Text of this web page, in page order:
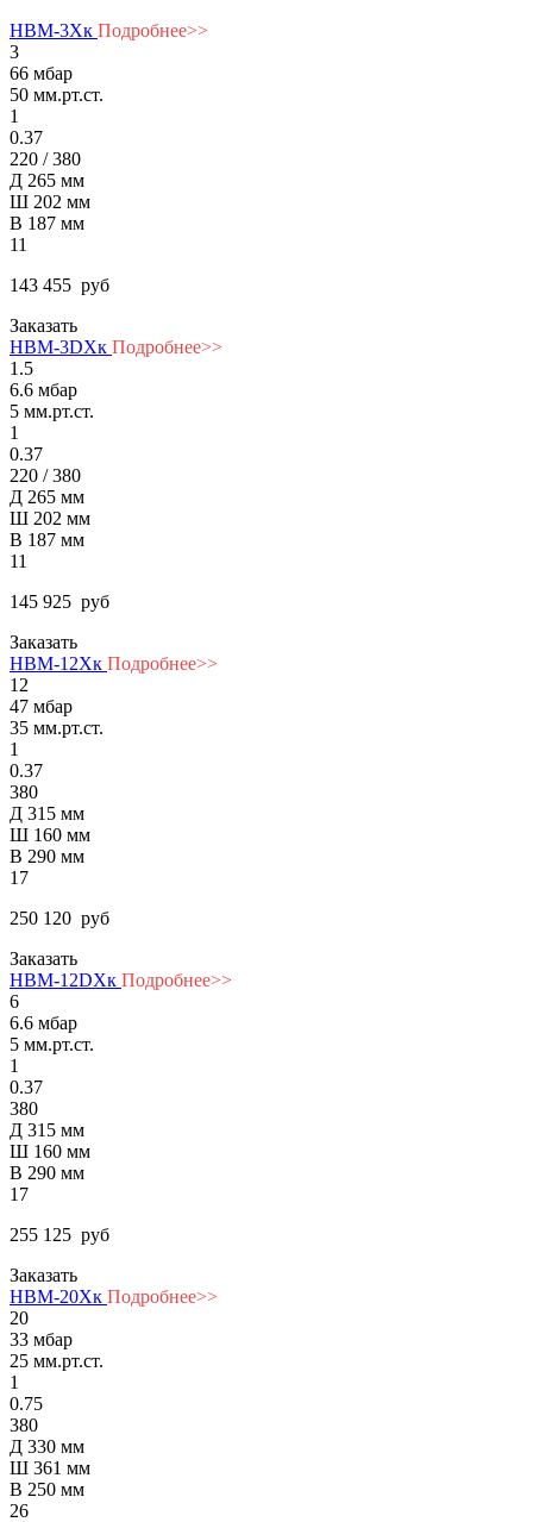
НВМ-3Хк Подробнее>>
3
66 мбар
50 мм.рт.ст.
1
0.37
220 / 380
Д 265 мм
Ш 202 мм
В 187 мм
11
143 455 руб
Заказать
НВМ-3DХк Подробнее>>
1.5
6.6 мбар
5 мм.рт.ст.
1
0.37
220 / 380
Д 265 мм
Ш 202 мм
В 187 мм
11
145 925 руб
Заказать
НВМ-12Хк Подробнее>>
12
47 мбар
35 мм.рт.ст.
1
0.37
380
Д 315 мм
Ш 160 мм
В 290 мм
17
250 120 руб
Заказать
НВМ-12DХк Подробнее>>
6
6.6 мбар
5 мм.рт.ст.
1
0.37
380
Д 315 мм
Ш 160 мм
В 290 мм
17
255 125 руб
Заказать
НВМ-20Хк Подробнее>>
20
33 мбар
25 мм.рт.ст.
1
0.75
380
Д 330 мм
Ш 361 мм
В 250 мм
26